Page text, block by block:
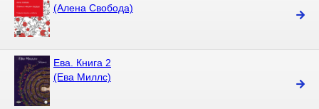
(Алена Свобода)
Ева. Книга 2
(Ева Миллс)